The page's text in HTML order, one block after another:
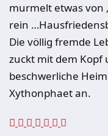
murmelt etwas
rein
Die völlig fremde
zuckt mit dem
beschwerliche
Xythonphaet an.